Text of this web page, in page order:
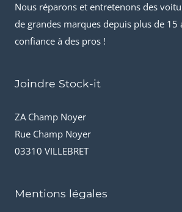
Nous réparons et entretenons des
de grandes marques depuis plus de 15
confiance à des pros !
Joindre Stock-it
ZA Champ Noyer
Rue Champ Noyer
03310 VILLEBRET
Mentions légales